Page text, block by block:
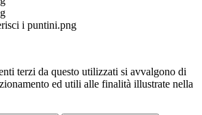
i puntini.png
terzi da questo utilizzati si avvalgono di
ed utili alle finalità illustrate nella